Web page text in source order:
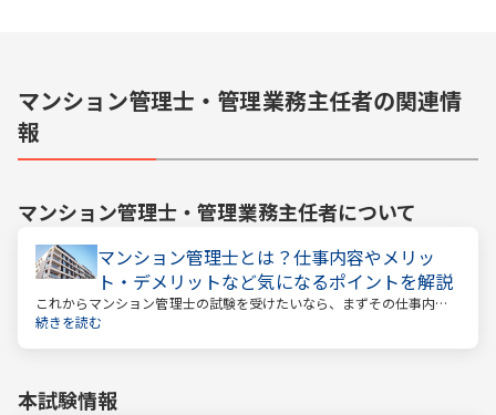
マンション管理士・管理業務主任者の関連情
報
マンション管理士・管理業務主任者について
マンション管理士とは？仕事内容やメリッ
ト・デメリットなど気になるポイントを解説
これからマンション管理士の試験を受けたいなら、まずその仕事内容
を確かめましょう。この仕事では、マンション管理組合の総合的なサ
続きを読む
本試験情報